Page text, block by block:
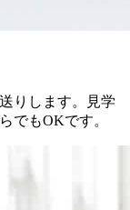
りします。見学
でもOKです。